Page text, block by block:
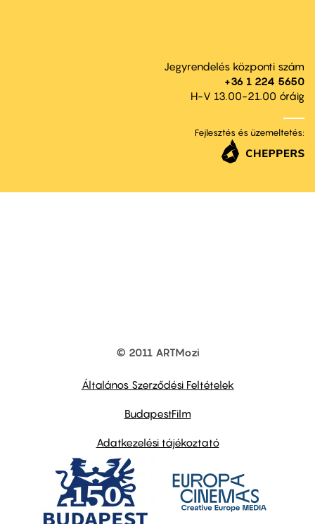
Jegyrendelés központi szám
+36 1 224 5650
H-V 13.00-21.00 óráig
Fejlesztés és üzemeltetés:
© 2011 ARTMozi
Általános Szerződési Feltételek
BudapestFilm
Adatkezelési tájékoztató